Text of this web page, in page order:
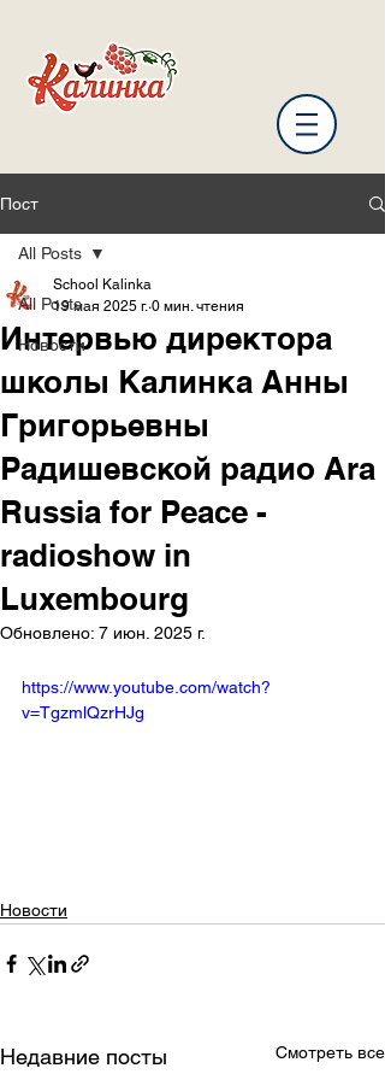
Пост
All Posts
Новости
All Posts
Интервью директора
школы Калинка Анны
Григорьевны
Радишевской радио Ara
Russia for Peace -
radioshow in
Luxembourg
School Kalinka
19 мая 2025 г. 0 мин. чтения
Обновлено: 7 июн. 2025 г.
https://www.youtube.com/watch?
v=TgzmlQzrHJg
Новости
Недавние посты Смотреть все